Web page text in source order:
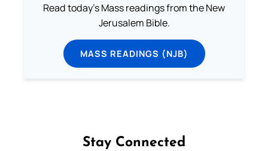
Read today's Mass readings from the New
Jerusalem Bible.
MASS READINGS (NJB)
Stay Connected